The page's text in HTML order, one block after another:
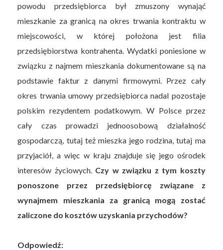
powodu przedsiębiorca był zmuszony wynająć
mieszkanie za granicą na okres trwania kontraktu w
miejscowości, w której położona jest filia
przedsiębiorstwa kontrahenta. Wydatki poniesione w
związku z najmem mieszkania dokumentowane są na
podstawie faktur z danymi firmowymi. Przez cały
okres trwania umowy przedsiębiorca nadal pozostaje
polskim rezydentem podatkowym. W Polsce przez
cały czas prowadzi jednoosobową działalność
gospodarczą, tutaj też mieszka jego rodzina, tutaj ma
przyjaciół, a więc w kraju znajduje się jego ośrodek
interesów życiowych. Czy w związku z tym koszty
ponoszone przez przedsiębiorcę związane z
wynajmem mieszkania za granicą mogą zostać
zaliczone do kosztów uzyskania przychodów?
Odpowiedź: